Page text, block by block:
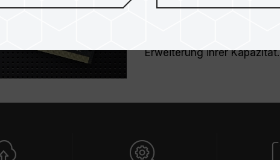
gängigen Laptops auf
aufgrund ihrer
ausgewählt und sind
Erweiterung ihrer Kapazität.